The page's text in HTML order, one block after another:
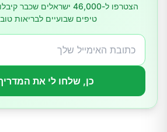
טיפים מעשיים
המלצות מומחים
הצטרפו ל-46,000 ישראלים
טיפים שבועיים לבריאות
כן, שלחו לי את